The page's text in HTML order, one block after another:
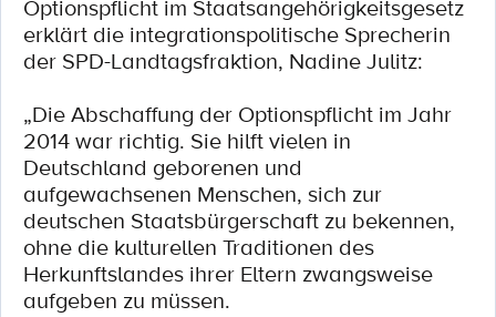
Optionspflicht im Staatsangehörigkeitsgesetz
erklärt die integrationspolitische Sprecherin
der SPD-Landtagsfraktion, Nadine Julitz:
„Die Abschaffung der Optionspflicht im Jahr
2014 war richtig. Sie hilft vielen in
Deutschland geborenen und
aufgewachsenen Menschen, sich zur
deutschen Staatsbürgerschaft zu bekennen,
ohne die kulturellen Traditionen des
Herkunftslandes ihrer Eltern zwangsweise
aufgeben zu müssen.